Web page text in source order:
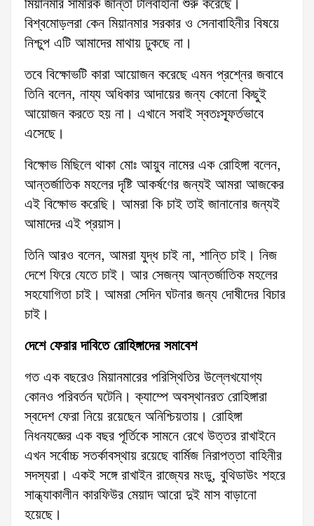
মিয়ানমার সামরিক জান্তা টালবাহানা শুরু করেছে।
বিশ্বমোড়লরা কেন মিয়ানমার সরকার ও সেনাবাহিনীর বিষয়ে
নিশ্চুপ এটি আমাদের মাথায় ঢুকছে না।
তবে বিক্ষোভটি কারা আয়োজন করেছে এমন প্রশ্নের জবাবে
তিনি বলেন, নায্য অধিকার আদায়ের জন্য কোনো কিছুই
আয়োজন করতে হয় না। এখানে সবাই স্বতঃস্ফূর্তভাবে
এসেছে।
বিক্ষোভ মিছিলে থাকা মোঃ আয়ুব নামের এক রোহিঙ্গা বলেন,
আন্তর্জাতিক মহলের দৃষ্টি আকর্ষণের জন্যই আমরা আজকের
এই বিক্ষোভ করেছি। আমরা কি চাই তাই জানানোর জন্যই
আমাদের এই প্রয়াস।
তিনি আরও বলেন, আমরা যুদ্ধ চাই না, শান্তি চাই। নিজ
দেশে ফিরে যেতে চাই। আর সেজন্য আন্তর্জাতিক মহলের
সহযোগিতা চাই। আমরা সেদিন ঘটনার জন্য দোষীদের বিচার
চাই।
দেশে ফেরার দাবিতে রোহিঙ্গাদের সমাবেশ
গত এক বছরেও মিয়ানমারের পরিস্থিতির উল্লেখযোগ্য
কোনও পরিবর্তন ঘটেনি। ক্যাম্পে অবস্থানরত রোহিঙ্গারা
স্বদেশ ফেরা নিয়ে রয়েছেন অনিশ্চিয়তায়। রোহিঙ্গা
নিধনযজ্ঞের এক বছর পূর্তিকে সামনে রেখে উত্তর রাখাইনে
এখন সর্বোচ্চ সতর্কাবস্থায় রয়েছে বার্মিজ নিরাপত্তা বাহিনীর
সদস্যরা। একই সঙ্গে রাখাইন রাজ্যের মংডু, বুথিডাউং শহরে
সান্ধ্যাকালীন কারফিউর মেয়াদ আরো দুই মাস বাড়ানো
হয়েছে।